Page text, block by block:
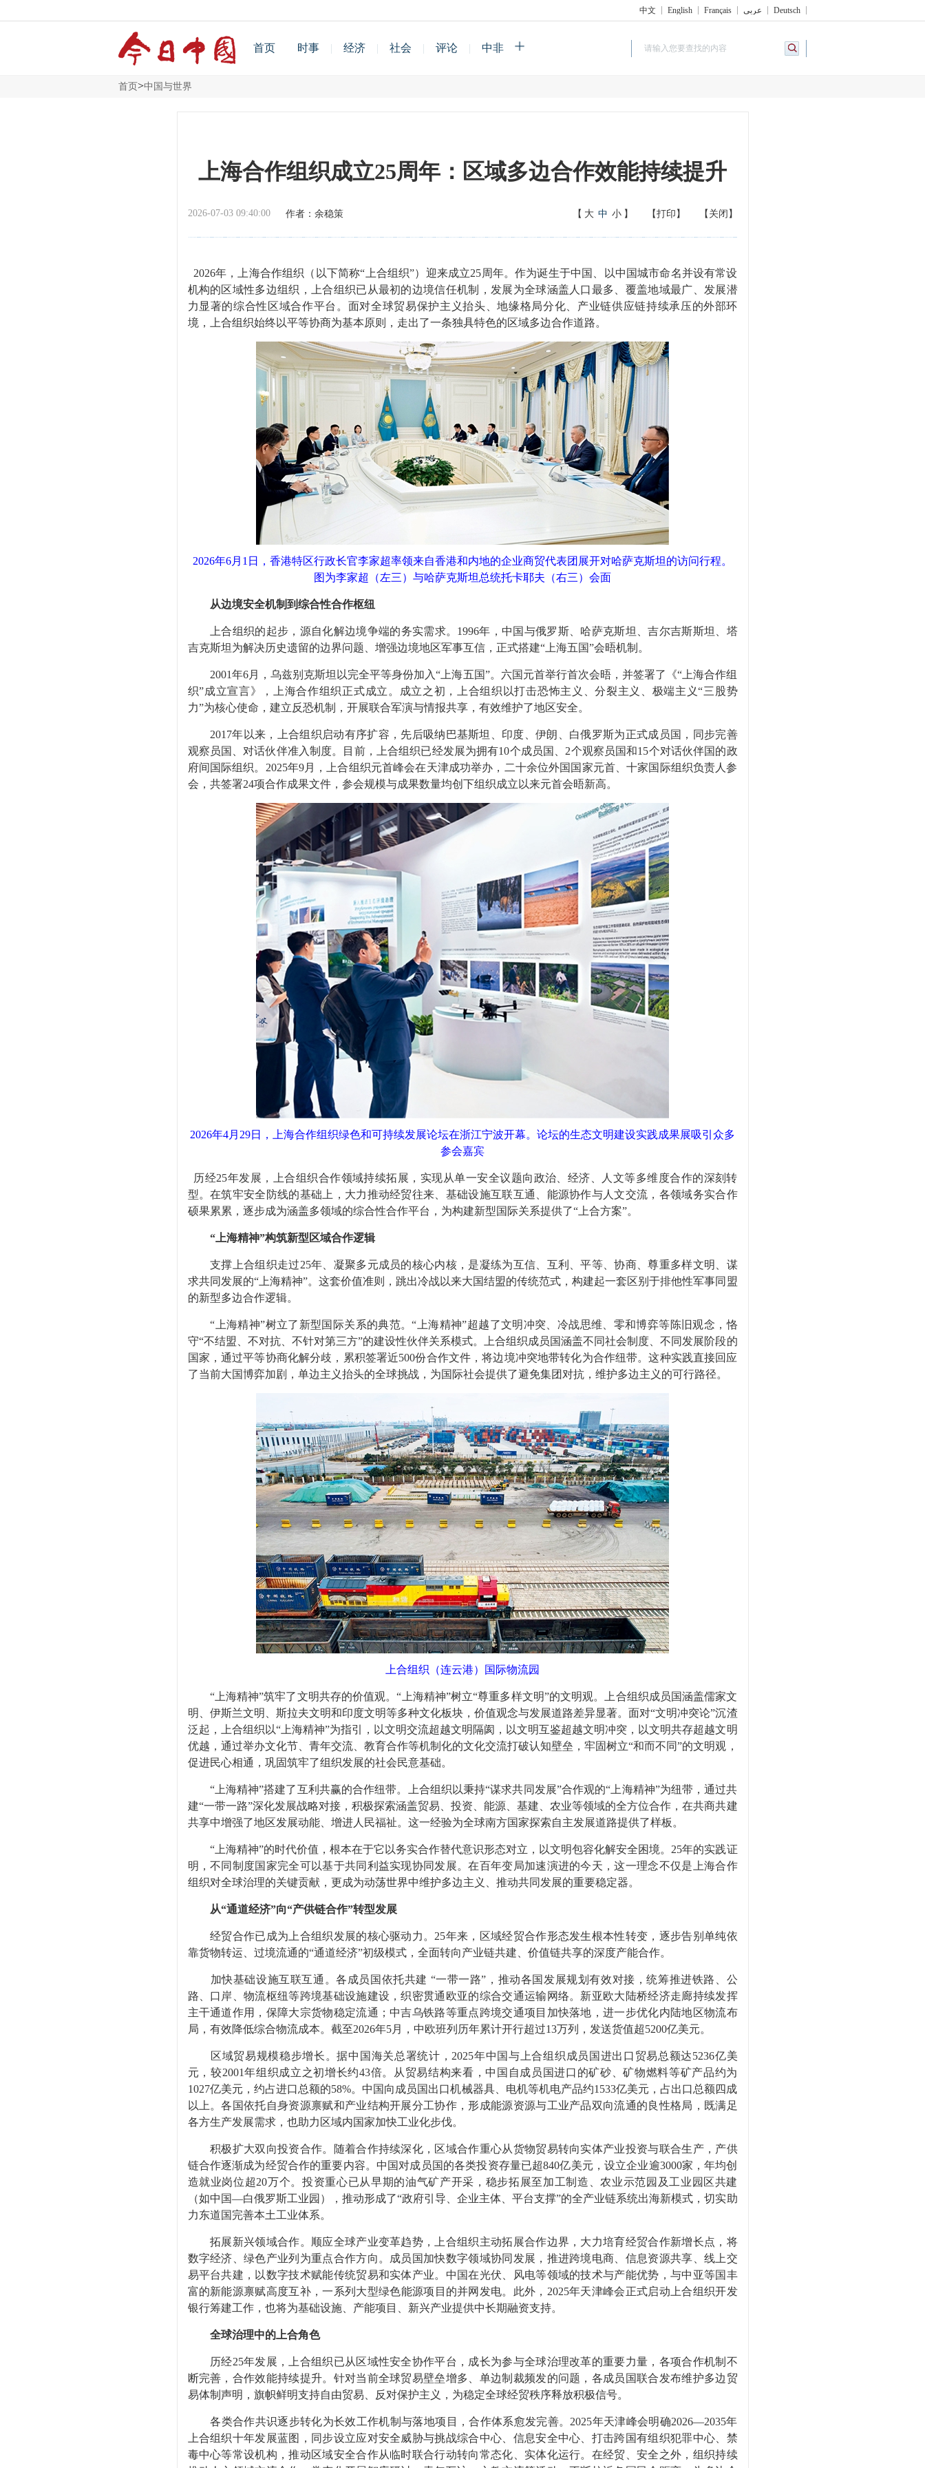
中文 English Français عربي Deutsch
首页 时事 | 经济 | 社会 | 评论 | 中非
首页 >中国与世界
上海合作组织成立25周年：区域多边合作效能持续提升
2026-07-03 09:40:00 作者：余稳策 【关闭】
【打印】
【 大 中 小 】
2026年，上海合作组织（以下简称“上合组织”）迎来成立25周年。作为诞生于中国、以中国城市命名并设有常设
机构的区域性多边组织，上合组织已从最初的边境信任机制，发展为全球涵盖人口最多、覆盖地域最广、发展潜
力显著的综合性区域合作平台。面对全球贸易保护主义抬头、地缘格局分化、产业链供应链持续承压的外部环
境，上合组织始终以平等协商为基本原则，走出了一条独具特色的区域多边合作道路。
2026年6月1日，香港特区行政长官李家超率领来自香港和内地的企业商贸代表团展开对哈萨克斯坦的访问行程。
图为李家超（左三）与哈萨克斯坦总统托卡耶夫（右三）会面
从边境安全机制到综合性合作枢纽
上合组织的起步，源自化解边境争端的务实需求。1996年，中国与俄罗斯、哈萨克斯坦、吉尔吉斯斯坦、塔
吉克斯坦为解决历史遗留的边界问题、增强边境地区军事互信，正式搭建“上海五国”会晤机制。
2001年6月，乌兹别克斯坦以完全平等身份加入“上海五国”。六国元首举行首次会晤，并签署了《“上海合作组
织”成立宣言》，上海合作组织正式成立。成立之初，上合组织以打击恐怖主义、分裂主义、极端主义“三股势
力”为核心使命，建立反恐机制，开展联合军演与情报共享，有效维护了地区安全。
2017年以来，上合组织启动有序扩容，先后吸纳巴基斯坦、印度、伊朗、白俄罗斯为正式成员国，同步完善
观察员国、对话伙伴准入制度。目前，上合组织已经发展为拥有10个成员国、2个观察员国和15个对话伙伴国的政
府间国际组织。2025年9月，上合组织元首峰会在天津成功举办，二十余位外国国家元首、十家国际组织负责人参
会，共签署24项合作成果文件，参会规模与成果数量均创下组织成立以来元首会晤新高。
2026年4月29日，上海合作组织绿色和可持续发展论坛在浙江宁波开幕。论坛的生态文明建设实践成果展吸引众多
参会嘉宾
历经25年发展，上合组织合作领域持续拓展，实现从单一安全议题向政治、经济、人文等多维度合作的深刻转
型。在筑牢安全防线的基础上，大力推动经贸往来、基础设施互联互通、能源协作与人文交流，各领域务实合作
硕果累累，逐步成为涵盖多领域的综合性合作平台，为构建新型国际关系提供了“上合方案”。
“上海精神”构筑新型区域合作逻辑
支撑上合组织走过25年、凝聚多元成员的核心内核，是凝练为互信、互利、平等、协商、尊重多样文明、谋
求共同发展的“上海精神”。这套价值准则，跳出冷战以来大国结盟的传统范式，构建起一套区别于排他性军事同盟
的新型多边合作逻辑。
“上海精神”树立了新型国际关系的典范。“上海精神”超越了文明冲突、冷战思维、零和博弈等陈旧观念，恪
守“不结盟、不对抗、不针对第三方”的建设性伙伴关系模式。上合组织成员国涵盖不同社会制度、不同发展阶段的
国家，通过平等协商化解分歧，累积签署近500份合作文件，将边境冲突地带转化为合作纽带。这种实践直接回应
了当前大国博弈加剧，单边主义抬头的全球挑战，为国际社会提供了避免集团对抗，维护多边主义的可行路径。
上合组织（连云港）国际物流园
“上海精神”筑牢了文明共存的价值观。“上海精神”树立“尊重多样文明”的文明观。上合组织成员国涵盖儒家文
明、伊斯兰文明、斯拉夫文明和印度文明等多种文化板块，价值观念与发展道路差异显著。面对“文明冲突论”沉渣
泛起，上合组织以“上海精神”为指引，以文明交流超越文明隔阂，以文明互鉴超越文明冲突，以文明共存超越文明
优越，通过举办文化节、青年交流、教育合作等机制化的文化交流打破认知壁垒，牢固树立“和而不同”的文明观，
促进民心相通，巩固筑牢了组织发展的社会民意基础。
“上海精神”搭建了互利共赢的合作纽带。上合组织以秉持“谋求共同发展”合作观的“上海精神”为纽带，通过共
建“一带一路”深化发展战略对接，积极探索涵盖贸易、投资、能源、基建、农业等领域的全方位合作，在共商共建
共享中增强了地区发展动能、增进人民福祉。这一经验为全球南方国家探索自主发展道路提供了样板。
“上海精神”的时代价值，根本在于它以务实合作替代意识形态对立，以文明包容化解安全困境。25年的实践证
明，不同制度国家完全可以基于共同利益实现协同发展。在百年变局加速演进的今天，这一理念不仅是上海合作
组织对全球治理的关键贡献，更成为动荡世界中维护多边主义、推动共同发展的重要稳定器。
从“通道经济”向“产供链合作”转型发展
经贸合作已成为上合组织发展的核心驱动力。25年来，区域经贸合作形态发生根本性转变，逐步告别单纯依
靠货物转运、过境流通的“通道经济”初级模式，全面转向产业链共建、价值链共享的深度产能合作。
加快基础设施互联互通。各成员国依托共建 “一带一路”，推动各国发展规划有效对接，统筹推进铁路、公
路、口岸、物流枢纽等跨境基础设施建设，织密贯通欧亚的综合交通运输网络。新亚欧大陆桥经济走廊持续发挥
主干通道作用，保障大宗货物稳定流通；中吉乌铁路等重点跨境交通项目加快落地，进一步优化内陆地区物流布
局，有效降低综合物流成本。截至2026年5月，中欧班列历年累计开行超过13万列，发送货值超5200亿美元。
区域贸易规模稳步增长。据中国海关总署统计，2025年中国与上合组织成员国进出口贸易总额达5236亿美
元，较2001年组织成立之初增长约43倍。从贸易结构来看，中国自成员国进口的矿砂、矿物燃料等矿产品约为
1027亿美元，约占进口总额的58%。中国向成员国出口机械器具、电机等机电产品约1533亿美元，占出口总额四成
以上。各国依托自身资源禀赋和产业结构开展分工协作，形成能源资源与工业产品双向流通的良性格局，既满足
各方生产发展需求，也助力区域内国家加快工业化步伐。
积极扩大双向投资合作。随着合作持续深化，区域合作重心从货物贸易转向实体产业投资与联合生产，产供
链合作逐渐成为经贸合作的重要内容。中国对成员国的各类投资存量已超840亿美元，设立企业逾3000家，年均创
造就业岗位超20万个。投资重心已从早期的油气矿产开采，稳步拓展至加工制造、农业示范园及工业园区共建
（如中国—白俄罗斯工业园），推动形成了“政府引导、企业主体、平台支撑”的全产业链系统出海新模式，切实助
力东道国完善本土工业体系。
拓展新兴领域合作。顺应全球产业变革趋势，上合组织主动拓展合作边界，大力培育经贸合作新增长点，将
数字经济、绿色产业列为重点合作方向。成员国加快数字领域协同发展，推进跨境电商、信息资源共享、线上交
易平台共建，以数字技术赋能传统贸易和实体产业。中国在光伏、风电等领域的技术与产能优势，与中亚等国丰
富的新能源禀赋高度互补，一系列大型绿色能源项目的并网发电。此外，2025年天津峰会正式启动上合组织开发
银行筹建工作，也将为基础设施、产能项目、新兴产业提供中长期融资支持。
全球治理中的上合角色
历经25年发展，上合组织已从区域性安全协作平台，成长为参与全球治理改革的重要力量，各项合作机制不
断完善，合作效能持续提升。针对当前全球贸易壁垒增多、单边制裁频发的问题，各成员国联合发布维护多边贸
易体制声明，旗帜鲜明支持自由贸易、反对保护主义，为稳定全球经贸秩序释放积极信号。
各类合作共识逐步转化为长效工作机制与落地项目，合作体系愈发完善。2025年天津峰会明确2026—2035年
上合组织十年发展蓝图，同步设立应对安全威胁与挑战综合中心、信息安全中心、打击跨国有组织犯罪中心、禁
毒中心等常设机构，推动区域安全合作从临时联合行动转向常态化、实体化运行。在经贸、安全之外，组织持续